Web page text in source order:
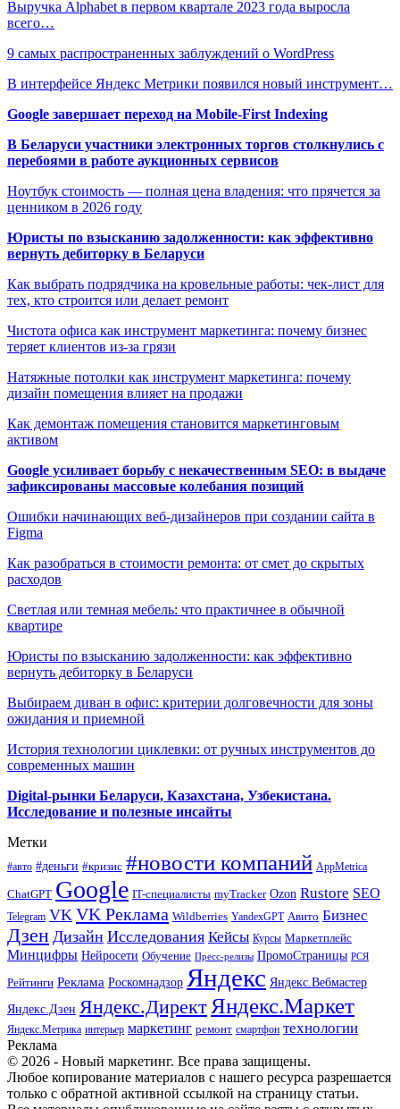
Выручка Alphabet в первом квартале 2023 года выросла
всего…
9 самых распространенных заблуждений о WordPress
В интерфейсе Яндекс Метрики появился новый инструмент…
Google завершает переход на Mobile-First Indexing
В Беларуси участники электронных торгов столкнулись с
перебоями в работе аукционных сервисов
Ноутбук стоимость — полная цена владения: что прячется за
ценником в 2026 году
Юристы по взысканию задолженности: как эффективно
вернуть дебиторку в Беларуси
Как выбрать подрядчика на кровельные работы: чек-лист для
тех, кто строится или делает ремонт
Чистота офиса как инструмент маркетинга: почему бизнес
теряет клиентов из-за грязи
Натяжные потолки как инструмент маркетинга: почему
дизайн помещения влияет на продажи
Как демонтаж помещения становится маркетинговым
активом
Google усиливает борьбу с некачественным SEO: в выдаче
зафиксированы массовые колебания позиций
Ошибки начинающих веб-дизайнеров при создании сайта в
Figma
Как разобраться в стоимости ремонта: от смет до скрытых
расходов
Светлая или темная мебель: что практичнее в обычной
квартире
Юристы по взысканию задолженности: как эффективно
вернуть дебиторку в Беларуси
Выбираем диван в офис: критерии долговечности для зоны
ожидания и приемной
История технологии циклевки: от ручных инструментов до
современных машин
Digital-рынки Беларуси, Казахстана, Узбекистана.
Исследование и полезные инсайты
Метки
#авто #деньги #кризис #новости компаний AppMetrica
ChatGPT Google IT-специалисты myTracker Ozon Rustore SEO
Telegram VK VK Реклама Wildberries YandexGPT Авито Бизнес
Дзен Дизайн Исследования Кейсы Курсы Маркетплейс
Минцифры Нейросети Обучение Пресс-релизы ПромоСтраницы РСЯ
Рейтинги Реклама Роскомнадзор Яндекс Яндекс.Вебмастер
Яндекс.Дзен Яндекс.ДиректЯндекс.Маркет
Яндекс.Метрика интерьер маркетинг ремонт смартфон технологии
Реклама
© 2026 - Новый маркетинг. Все права защищены.
Любое копирование материалов с нашего ресурса разрешается
только с обратной активной ссылкой на страницу статьи.